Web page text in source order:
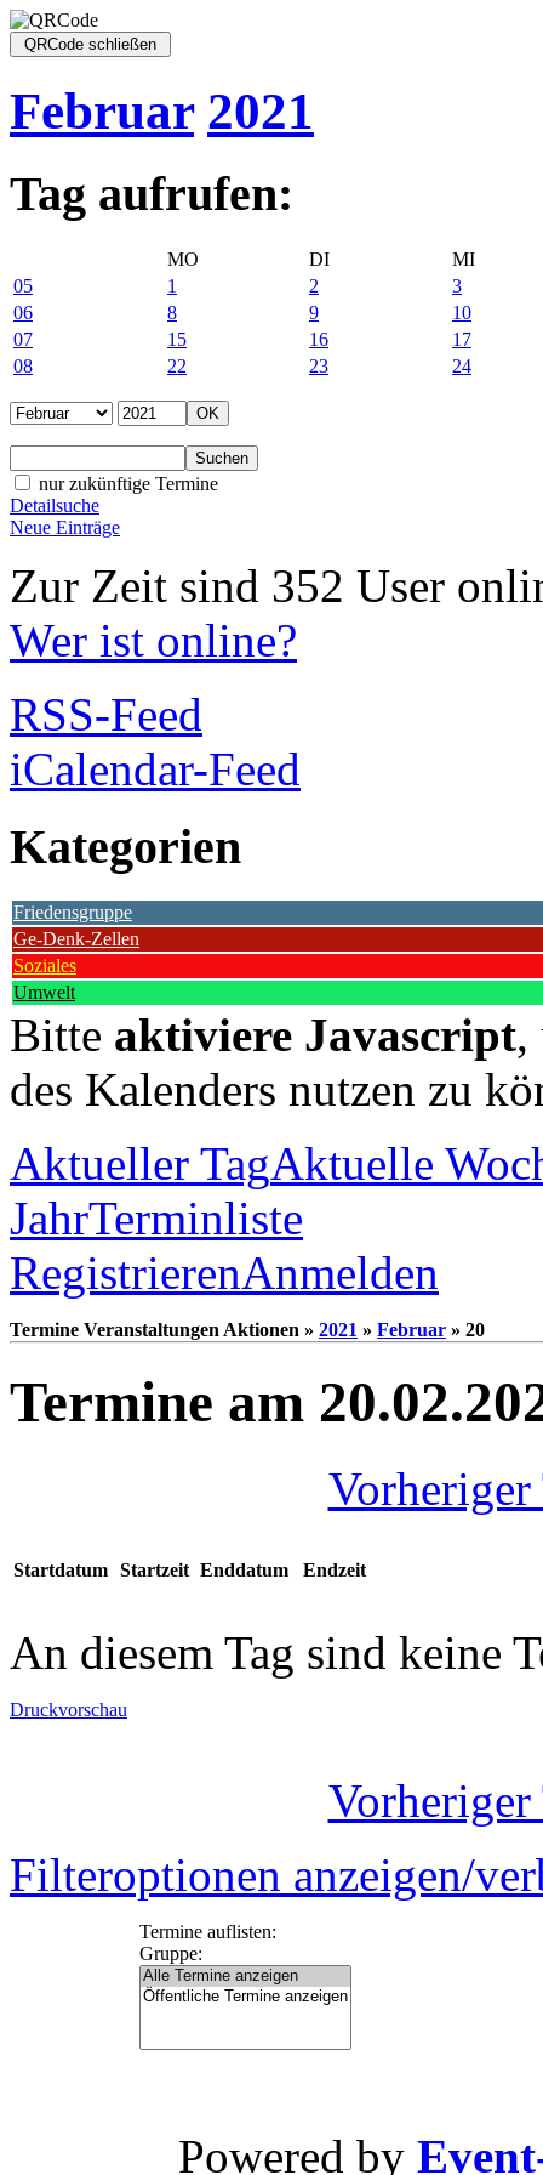
Februar 2021
Tag aufrufen:
MO DI
MI
05
1 2
3
06
8 9
10
07
15 16
17
08
22 23 24
nur zukünftige Termine
Detailsuche
Neue Einträge
Zur Zeit sind 352 User
Wer ist online?
RSS-Feed
iCalendar-Feed
Kategorien
Friedensgruppe
Ge-Denk-Zellen
Soziales
Umwelt
Bitte aktiviere Javascript,
des Kalenders nutzen zu
Aktueller TagAktuelle
JahrTerminliste
RegistrierenAnmelden
Termine Veranstaltungen Aktionen » 2021 » Februar » 20
Termine am
Vorheriger
Startdatum Startzeit Enddatum Endzeit
An diesem Tag sind keine
Druckvorschau
Vorheriger
Filteroptionen anzeigen/
Termine auflisten:
Gruppe:
Powered by